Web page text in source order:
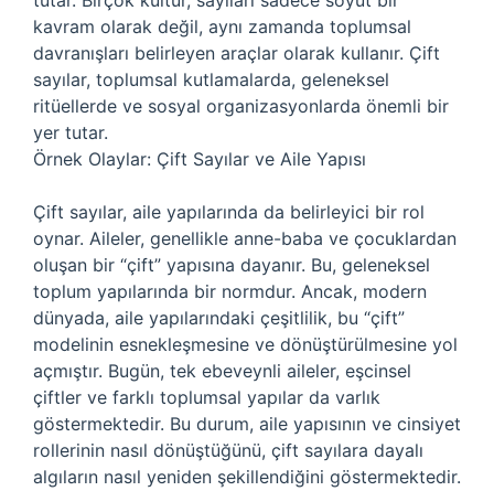
kavram olarak değil, aynı zamanda toplumsal
davranışları belirleyen araçlar olarak kullanır. Çift
sayılar, toplumsal kutlamalarda, geleneksel
ritüellerde ve sosyal organizasyonlarda önemli bir
yer tutar.
Örnek Olaylar: Çift Sayılar ve Aile Yapısı
Çift sayılar, aile yapılarında da belirleyici bir rol
oynar. Aileler, genellikle anne-baba ve çocuklardan
oluşan bir “çift” yapısına dayanır. Bu, geleneksel
toplum yapılarında bir normdur. Ancak, modern
dünyada, aile yapılarındaki çeşitlilik, bu “çift”
modelinin esnekleşmesine ve dönüştürülmesine yol
açmıştır. Bugün, tek ebeveynli aileler, eşcinsel
çiftler ve farklı toplumsal yapılar da varlık
göstermektedir. Bu durum, aile yapısının ve cinsiyet
rollerinin nasıl dönüştüğünü, çift sayılara dayalı
algıların nasıl yeniden şekillendiğini göstermektedir.